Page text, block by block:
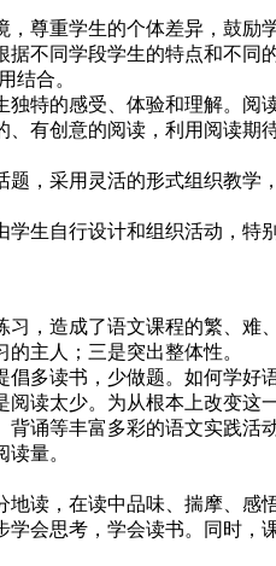
尊重学生的个体差异，鼓励
不同学段学生的特点和不同
结合。
特的感受、体验和理解。阅
有创意的阅读，利用阅读期
，采用灵活的形式组织教学
生自行设计和组织活动，特
，造成了语文课程的繁、难
主人；三是突出整体性。
多读书，少做题。如何学好
读太少。为从根本上改变这
诵等丰富多彩的语文实践活
量。
读，在读中品味、揣摩、感
会思考，学会读书。同时，